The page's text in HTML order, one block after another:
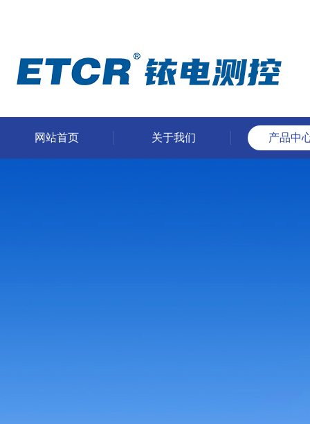
网站首页 关于我们 产品中